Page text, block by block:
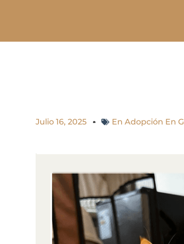
Julio 16, 2025
En Adopción En